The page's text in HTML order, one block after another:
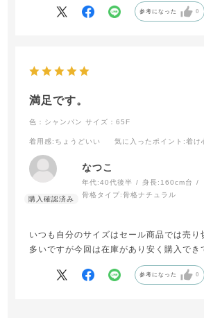
参考になった 0
満足です。
色：シャンパン サイズ：65F
着用感:ちょうどいい 気に入ったポイント :着け
なつこ
年代:40代後半 身長: 160cm台
骨格タイプ:骨格ナチュラル
いつも自分のサイズはセール商品では売り
多いですが今回は在庫があり安く購入でき
参考になった 0